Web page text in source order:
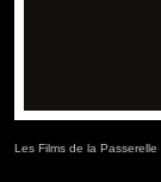
Les Films de la Passerelle